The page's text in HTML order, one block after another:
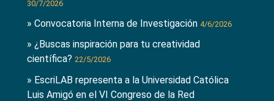
30/7/2026
» Convocatoria Interna de Investigación 4/6/2026
» ¿Buscas inspiración para tu creatividad
científica? 22/5/2026
» EscriLAB representa a la Universidad Católica
Luis Amigó en el VI Congreso de la Red